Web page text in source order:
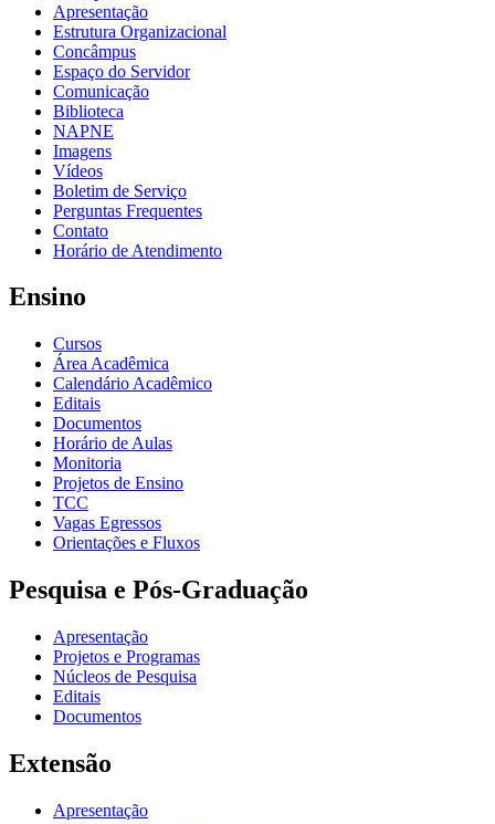
Apresentação
Estrutura Organizacional
Concâmpus
Espaço do Servidor
Comunicação
Biblioteca
NAPNE
Imagens
Vídeos
Boletim de Serviço
Perguntas Frequentes
Contato
Horário de Atendimento
Ensino
Cursos
Área Acadêmica
Calendário Acadêmico
Editais
Documentos
Horário de Aulas
Monitoria
Projetos de Ensino
TCC
Vagas Egressos
Orientações e Fluxos
Pesquisa e Pós-Graduação
Apresentação
Projetos e Programas
Núcleos de Pesquisa
Editais
Documentos
Extensão
Apresentação